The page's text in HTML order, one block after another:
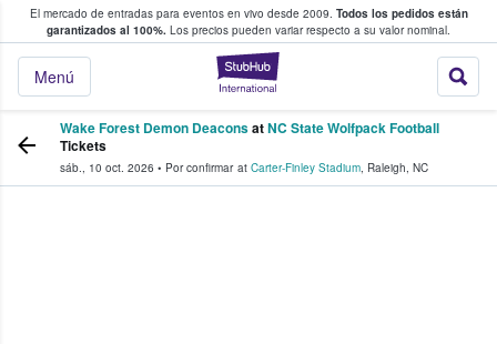
El mercado de entradas para eventos en vivo desde 2009. Todos los pedidos están
garantizados al 100%. Los precios pueden variar respecto a su valor nominal.
StubHub:
Menú
y venta de entradas entre fans
Wake Forest Demon DeaconsatNC State Wolfpack Football
Tickets
sáb., 10 oct. 2026 • Por confirmar at Carter-Finley Stadium, Raleigh, NC